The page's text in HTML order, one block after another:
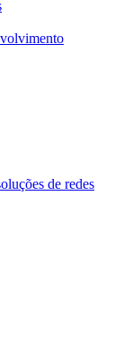
de redes